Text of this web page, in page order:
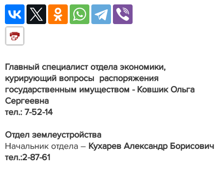
Главный специалист отдела экономики,
курирующий вопросы распоряжения
государственным имуществом - Ковшик Ольга
Сергеевна
тел.: 7-52-14
Отдел землеустройства
Начальник отдела – Кухарев Александр Борисович
тел.:2-87-61